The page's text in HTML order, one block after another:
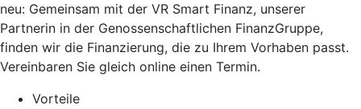
neu: Gemeinsam mit der VR Smart Finanz, unserer
Partnerin in der Genossenschaftlichen FinanzGruppe,
finden wir die Finanzierung, die zu Ihrem Vorhaben passt.
Vereinbaren Sie gleich online einen Termin.
Vorteile